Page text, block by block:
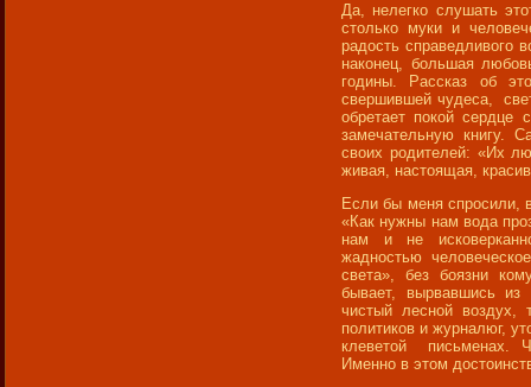
Да, нелегко слушать
столько муки и
радость справедливого
наконец, большая
годины. Рассказ об
свершившей чудеса,
обретает покой сердце
замечательную книгу.
своих родителей: «Их
живая, настоящая,
Если бы меня спросили,
«Как нужны нам вода
нам и не
жадностью
света», без боязни
бывает, вырвавшись из
чистый лесной воздух,
политиков и журналюг,
клеветой письменах.
Именно в этом